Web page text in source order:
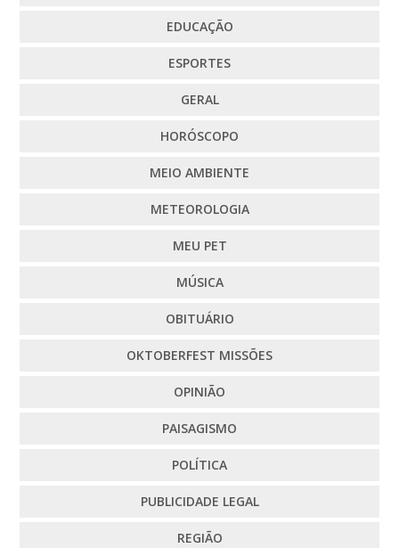
EDUCAÇÃO
ESPORTES
GERAL
HORÓSCOPO
MEIO AMBIENTE
METEOROLOGIA
MEU PET
MÚSICA
OBITUÁRIO
OKTOBERFEST MISSÕES
OPINIÃO
PAISAGISMO
POLÍTICA
PUBLICIDADE LEGAL
REGIÃO